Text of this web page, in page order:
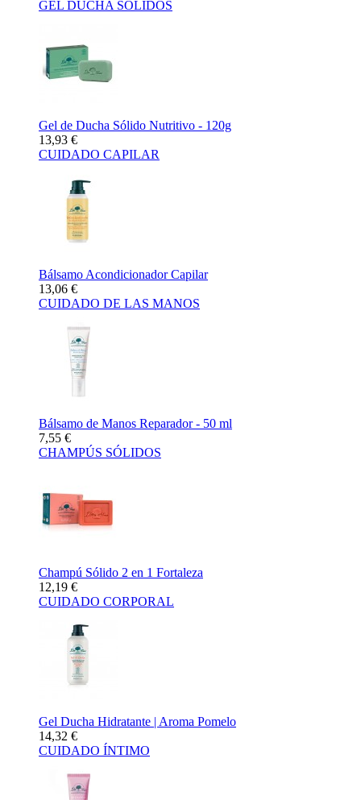
GEL DUCHA SÓLIDOS
Gel de Ducha Sólido Nutritivo - 120g
13,93 €
CUIDADO CAPILAR
Bálsamo Acondicionador Capilar
13,06 €
CUIDADO DE LAS MANOS
Bálsamo de Manos Reparador - 50 ml
7,55 €
CHAMPÚS SÓLIDOS
Champú Sólido 2 en 1 Fortaleza
12,19 €
CUIDADO CORPORAL
Gel Ducha Hidratante | Aroma Pomelo
14,32 €
CUIDADO ÍNTIMO